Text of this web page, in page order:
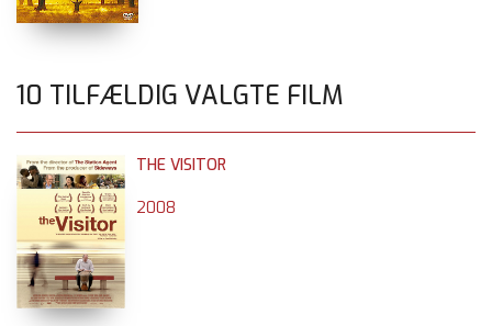
10 TILFÆLDIG VALGTE FILM
THE VISITOR
2008